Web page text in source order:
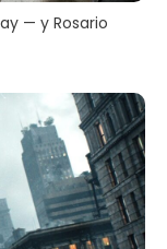
— y Rosario